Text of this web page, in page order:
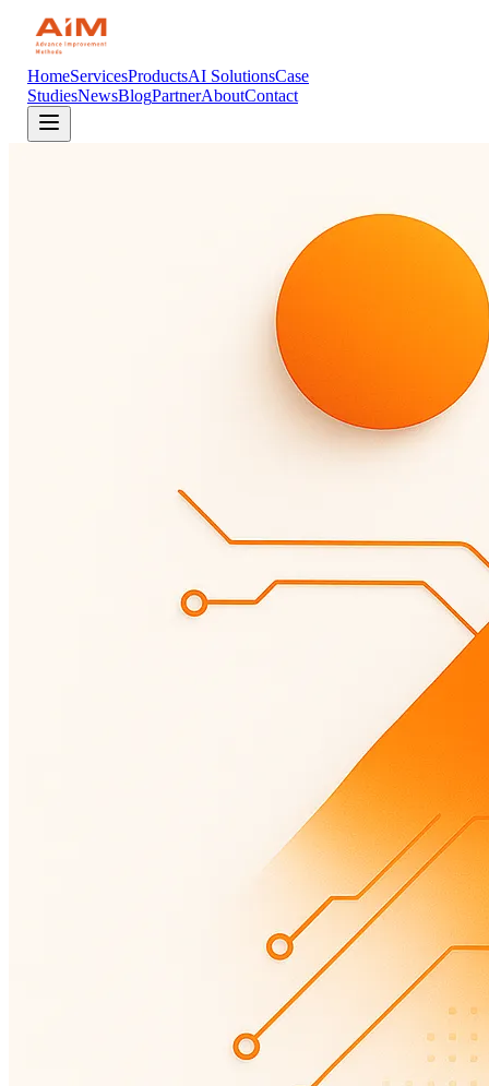
HomeServicesProductsAI SolutionsCase
StudiesNewsBlogPartnerAboutContact